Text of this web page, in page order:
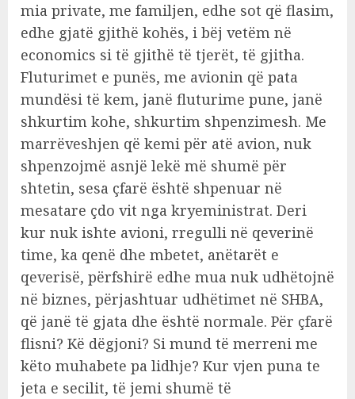
mia private, me familjen, edhe sot që flasim,
edhe gjatë gjithë kohës, i bëj vetëm në
economics si të gjithë të tjerët, të gjitha.
Fluturimet e punës, me avionin që pata
mundësi të kem, janë fluturime pune, janë
shkurtim kohe, shkurtim shpenzimesh. Me
marrëveshjen që kemi për atë avion, nuk
shpenzojmë asnjë lekë më shumë për
shtetin, sesa çfarë është shpenuar në
mesatare çdo vit nga kryeministrat. Deri
kur nuk ishte avioni, rregulli në qeverinë
time, ka qenë dhe mbetet, anëtarët e
qeverisë, përfshirë edhe mua nuk udhëtojnë
në biznes, përjashtuar udhëtimet në SHBA,
që janë të gjata dhe është normale. Për çfarë
flisni? Kë dëgjoni? Si mund të merreni me
këto muhabete pa lidhje? Kur vjen puna te
jeta e secilit, të jemi shumë të